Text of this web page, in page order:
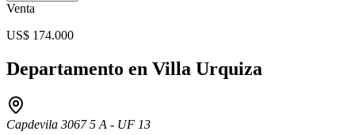
Venta
US$ 174.000
Departamento en Villa Urquiza
Capdevila 3067 5 A - UF 13